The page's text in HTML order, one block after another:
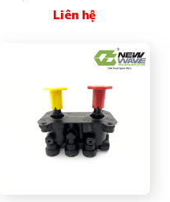
Liên hệ